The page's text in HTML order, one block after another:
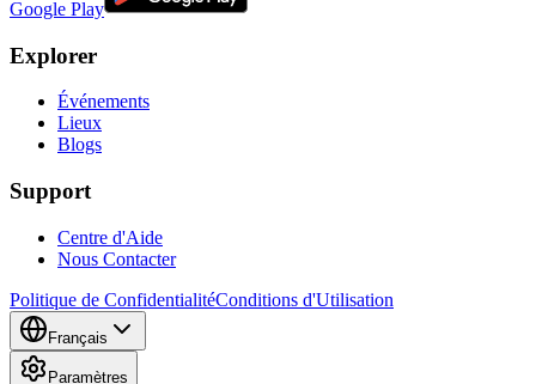
Google Play
Explorer
Événements
Lieux
Blogs
Support
Centre d'Aide
Nous Contacter
Politique de ConfidentialitéConditions d'Utilisation
Français
Paramètres